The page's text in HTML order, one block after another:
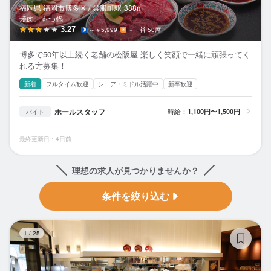
福岡県 福岡市博多区 / 呉服町駅 388m
焼肉、もつ鍋
3.27 ～￥5,999 － 50席
博多で50年以上続く老舗の松阪屋 楽しく笑顔で一緒に頑張ってく
れる方募集！
新着 フルタイム歓迎 シニア・ミドル活躍中 新卒歓迎
バイト ホールスタッフ 時給： 1,100円〜1,500円
最終更新日：4日前
理想の求人が見つかりませんか？
条件を絞り込む
1 / 25